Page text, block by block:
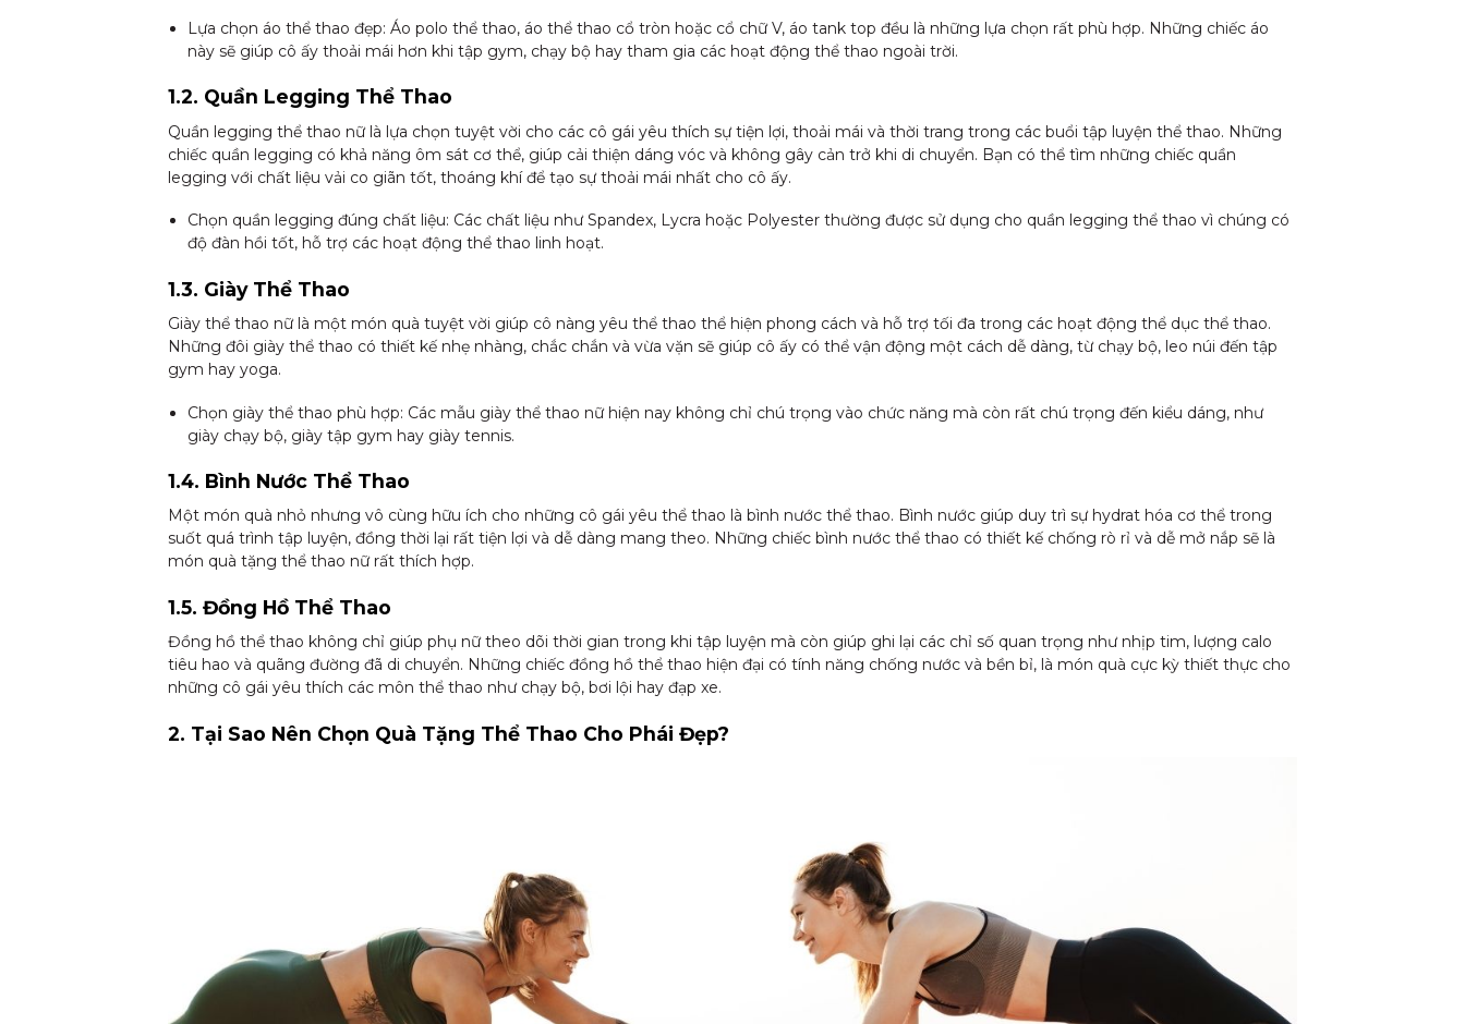
Lựa chọn áo thể thao đẹp: Áo polo thể thao, áo thể thao cổ tròn hoặc cổ chữ V, áo tank top đều là những lựa chọn rất phù hợp. Những chiếc áo
này sẽ giúp cô ấy thoải mái hơn khi tập gym, chạy bộ hay tham gia các hoạt động thể thao ngoài trời.
1.2. Quần Legging Thể Thao
Quần legging thể thao nữ là lựa chọn tuyệt vời cho các cô gái yêu thích sự tiện lợi, thoải mái và thời trang trong các buổi tập luyện thể thao. Những
chiếc quần legging có khả năng ôm sát cơ thể, giúp cải thiện dáng vóc và không gây cản trở khi di chuyển. Bạn có thể tìm những chiếc quần
legging với chất liệu vải co giãn tốt, thoáng khí để tạo sự thoải mái nhất cho cô ấy.
Chọn quần legging đúng chất liệu: Các chất liệu như Spandex, Lycra hoặc Polyester thường được sử dụng cho quần legging thể thao vì chúng có
độ đàn hồi tốt, hỗ trợ các hoạt động thể thao linh hoạt.
1.3. Giày Thể Thao
Giày thể thao nữ là một món quà tuyệt vời giúp cô nàng yêu thể thao thể hiện phong cách và hỗ trợ tối đa trong các hoạt động thể dục thể thao.
Những đôi giày thể thao có thiết kế nhẹ nhàng, chắc chắn và vừa vặn sẽ giúp cô ấy có thể vận động một cách dễ dàng, từ chạy bộ, leo núi đến tập
gym hay yoga.
Chọn giày thể thao phù hợp: Các mẫu giày thể thao nữ hiện nay không chỉ chú trọng vào chức năng mà còn rất chú trọng đến kiểu dáng, như
giày chạy bộ, giày tập gym hay giày tennis.
1.4. Bình Nước Thể Thao
Một món quà nhỏ nhưng vô cùng hữu ích cho những cô gái yêu thể thao là bình nước thể thao. Bình nước giúp duy trì sự hydrat hóa cơ thể trong
suốt quá trình tập luyện, đồng thời lại rất tiện lợi và dễ dàng mang theo. Những chiếc bình nước thể thao có thiết kế chống rò rỉ và dễ mở nắp sẽ là
món quà tặng thể thao nữ rất thích hợp.
1.5. Đồng Hồ Thể Thao
Đồng hồ thể thao không chỉ giúp phụ nữ theo dõi thời gian trong khi tập luyện mà còn giúp ghi lại các chỉ số quan trọng như nhịp tim, lượng calo
tiêu hao và quãng đường đã di chuyển. Những chiếc đồng hồ thể thao hiện đại có tính năng chống nước và bền bỉ, là món quà cực kỳ thiết thực cho
những cô gái yêu thích các môn thể thao như chạy bộ, bơi lội hay đạp xe.
2. Tại Sao Nên Chọn Quà Tặng Thể Thao Cho Phái Đẹp?